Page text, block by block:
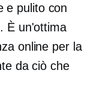
e pulito con
È un'ottima
online per la
da ciò che